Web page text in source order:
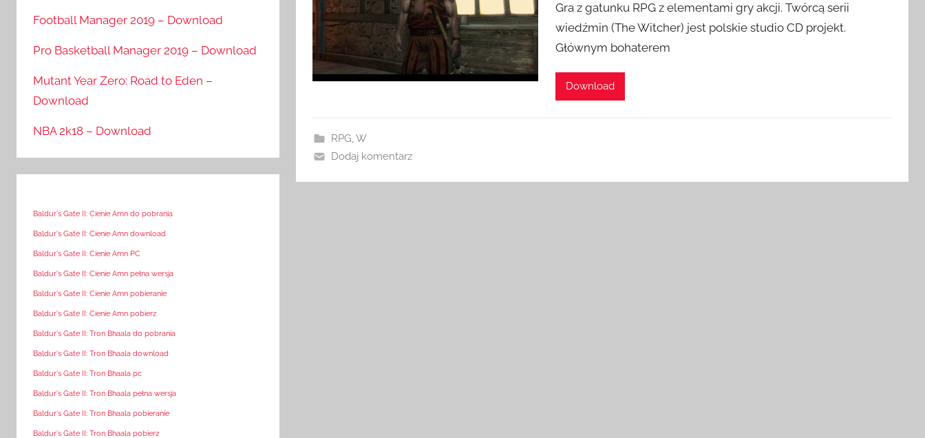
Gra z gatunku RPG z elementami gry akcji. Twórcą serii
wiedźmin (The Witcher) jest polskie studio CD projekt.
Głównym bohaterem
Download
RPG,W
Dodaj komentarz
Football Manager 2019 – Download
Pro Basketball Manager 2019 – Download
Mutant Year Zero: Road to Eden –
Download
NBA 2k18 – Download
Baldur's Gate II: Cienie Amn do pobrania
Baldur's Gate II: Cienie Amn download
Baldur's Gate II: Cienie Amn PC
Baldur's Gate II: Cienie Amn pełna wersja
Baldur's Gate II: Cienie Amn pobieranie
Baldur's Gate II: Cienie Amn pobierz
Baldur's Gate II: Tron Bhaala do pobrania
Baldur's Gate II: Tron Bhaala download
Baldur's Gate II: Tron Bhaala pc
Baldur's Gate II: Tron Bhaala pełna wersja
Baldur's Gate II: Tron Bhaala pobieranie
Baldur's Gate II: Tron Bhaala pobierz